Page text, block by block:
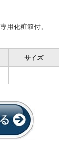
用化粧箱付。
サイズ
---